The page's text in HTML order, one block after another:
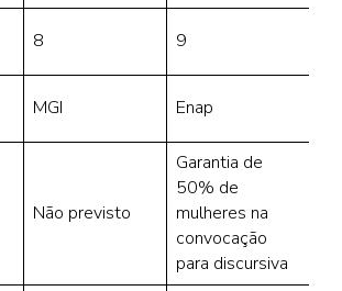
8 9
MGI Enap
Não previsto
Garantia de
50% de
mulheres na
convocação
para discursiva